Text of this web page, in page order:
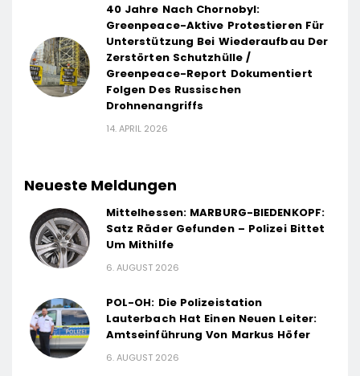
40 Jahre Nach Chornobyl:
Greenpeace-Aktive Protestieren Für
Unterstützung Bei Wiederaufbau Der
Zerstörten Schutzhülle /
Greenpeace-Report Dokumentiert
Folgen Des Russischen
Drohnenangriffs
14. APRIL 2026
Neueste Meldungen
Mittelhessen: MARBURG-BIEDENKOPF:
Satz Räder Gefunden – Polizei Bittet
Um Mithilfe
6. AUGUST 2026
POL-OH: Die Polizeistation
Lauterbach Hat Einen Neuen Leiter:
Amtseinführung Von Markus Höfer
6. AUGUST 2026